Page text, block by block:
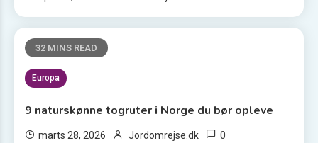
32 MINS READ
Europa
9 naturskønne togruter i Norge du bør opleve
marts 28, 2026 Jordomrejse.dk 0